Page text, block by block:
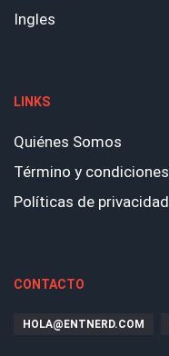
Ingles
LINKS
Quiénes Somos
Término y condiciones
Políticas de privacidad
CONTACTO
HOLA@ENTNERD.COM